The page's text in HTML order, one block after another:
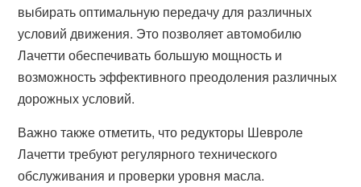
выбирать оптимальную передачу для различных
условий движения. Это позволяет автомобилю
Лачетти обеспечивать большую мощность и
возможность эффективного преодоления различных
дорожных условий.
Важно также отметить, что редукторы Шевроле
Лачетти требуют регулярного технического
обслуживания и проверки уровня масла.